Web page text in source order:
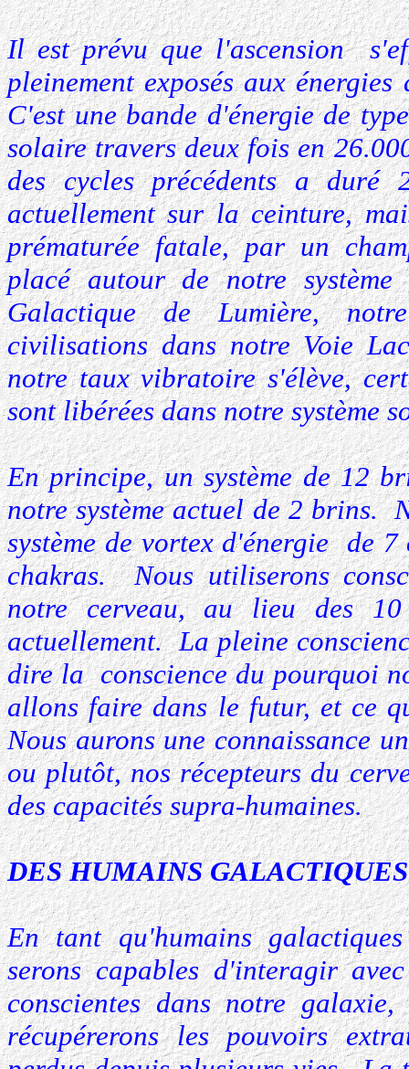
Il est prévu que l'ascension
pleinement exposés aux
C'est une bande d'énergie de
solaire travers deux fois en
des cycles précédents a duré
actuellement sur la ceinture,
prématurée fatale, par un
placé autour de notre
Galactique de Lumière,
civilisations dans notre Voie
notre taux vibratoire s'élève,
sont libérées dans notre système
En principe, un système de 12
notre système actuel de 2 brins.
système de vortex d'énergie de 7
chakras. Nous utiliserons
notre cerveau, au lieu des
actuellement. La pleine
dire la conscience du pourquoi
allons faire dans le futur, et ce
Nous aurons une connaissance
ou plutôt, nos récepteurs du
des capacités supra-humaines.
DES HUMAINS GALACTIQUES
En tant qu'humains
serons capables d'interagir
conscientes dans notre
récupérerons les pouvoirs